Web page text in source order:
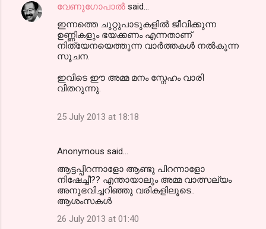
വേണുഗോപാല്‍ said…
ഇന്നത്തെ ചുറ്റുപാടുകളില്‍ ജീവിക്കുന്ന
ഉണ്ണികളും ഭയക്കണം എന്നതാണ്
നിത്യേനയെത്തുന്ന വാര്‍ത്തകള്‍ നല്‍കുന്ന
സൂചന.
ഇവിടെ ഈ അമ്മ മനം സ്നേഹം വാരി
വിതറുന്നു.
25 July 2013 at 18:18
Anonymous said…
ആട്ടപ്പിറന്നാളോ ആണ്ടു പിറന്നാളോ
നിഷേച്ചീ?? എന്തായാലും അമ്മ വാത്സല്യം
അനുഭവിച്ചറിഞ്ഞു വരികളിലൂടെ..
ആശംസകള്‍
26 July 2013 at 01:40